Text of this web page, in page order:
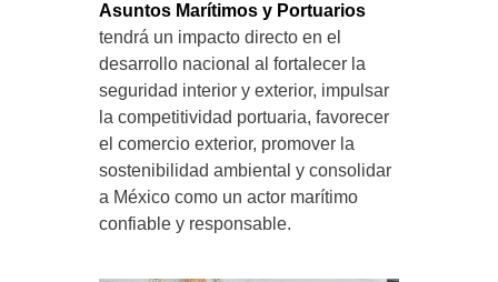
Asuntos Marítimos y Portuarios
tendrá un impacto directo en el
desarrollo nacional al fortalecer la
seguridad interior y exterior, impulsar
la competitividad portuaria, favorecer
el comercio exterior, promover la
sostenibilidad ambiental y consolidar
a México como un actor marítimo
confiable y responsable.